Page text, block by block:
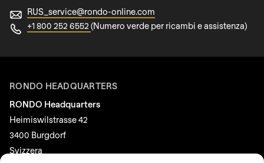
RUS_service@rondo-online.com
+1 800 252 6552 (Numero verde per ricambi e assistenza)
RONDO HEADQUARTERS
RONDO Headquarters
Heimiswilstrasse 42
3400 Burgdorf
Svizzera